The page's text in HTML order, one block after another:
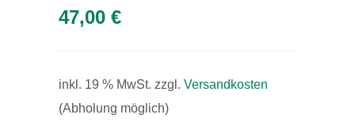
47,00 €
inkl. 19 % MwSt. zzgl. Versandkosten
(Abholung möglich)